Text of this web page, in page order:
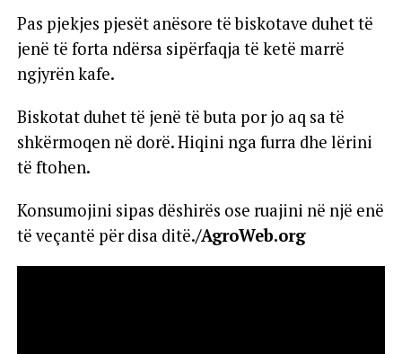
Pas pjekjes pjesët anësore të biskotave duhet të
jenë të forta ndërsa sipërfaqja të ketë marrë
ngjyrën kafe.
Biskotat duhet të jenë të buta por jo aq sa të
shkërmoqen në dorë. Hiqini nga furra dhe lërini
të ftohen.
Konsumojini sipas dëshirës ose ruajini në një enë
të veçantë për disa ditë./AgroWeb.org